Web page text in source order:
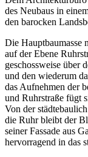
des Neubaus in
den barocken
Die Hauptbaumasse
auf der Ebene
geschossweise über
und den wiederum
das Aufnehmen der
und Ruhrstraße fügt
Von der
die Ruhr bleibt der
seiner Fassade aus
hervorragend in das